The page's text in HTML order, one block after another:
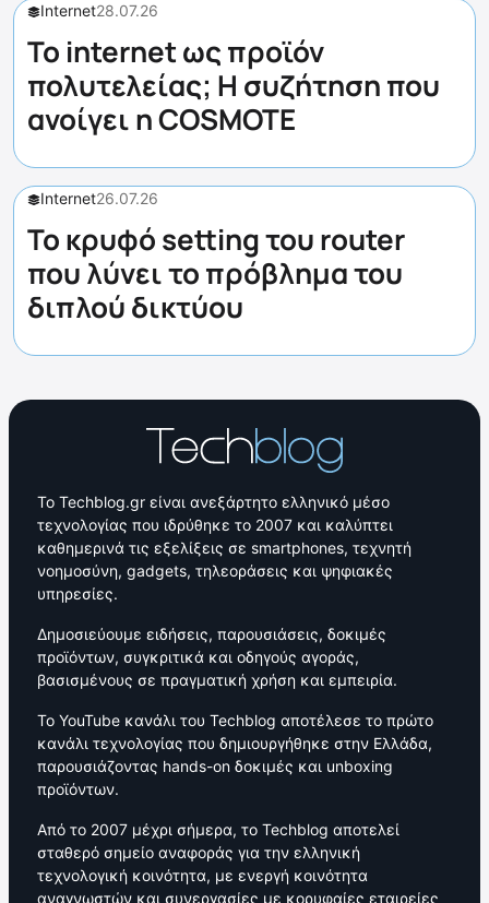
Internet28.07.26
Το internet ως προϊόν
πολυτελείας; Η συζήτηση που
ανοίγει η COSMOTE
Internet26.07.26
Το κρυφό setting του router
που λύνει το πρόβλημα του
διπλού δικτύου
Το Techblog.gr είναι ανεξάρτητο ελληνικό μέσο
τεχνολογίας που ιδρύθηκε το 2007 και καλύπτει
καθημερινά τις εξελίξεις σε smartphones, τεχνητή
νοημοσύνη, gadgets, τηλεοράσεις και ψηφιακές
υπηρεσίες.
Δημοσιεύουμε ειδήσεις, παρουσιάσεις, δοκιμές
προϊόντων, συγκριτικά και οδηγούς αγοράς,
βασισμένους σε πραγματική χρήση και εμπειρία.
Το YouTube κανάλι του Techblog αποτέλεσε το πρώτο
κανάλι τεχνολογίας που δημιουργήθηκε στην Ελλάδα,
παρουσιάζοντας hands-on δοκιμές και unboxing
προϊόντων.
Από το 2007 μέχρι σήμερα, το Techblog αποτελεί
σταθερό σημείο αναφοράς για την ελληνική
τεχνολογική κοινότητα, με ενεργή κοινότητα
αναγνωστών και συνεργασίες με κορυφαίες εταιρείες